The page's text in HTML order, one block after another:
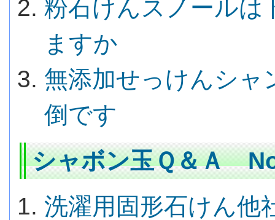
粉石けんスノールは
ますか
無添加せっけんシャ
倒です
シャボン玉Ｑ＆Ａ
洗濯用固形石けん他